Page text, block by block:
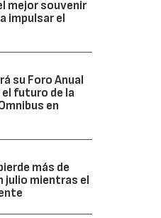
mejor souvenir
impulsar el
su Foro Anual
futuro de la
en
más de
julio mientras el